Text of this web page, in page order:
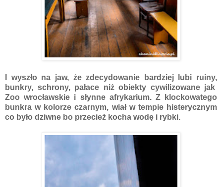
I wyszło na jaw, że zdecydowanie bardziej lubi ruiny,
bunkry, schrony, pałace niż obiekty cywilizowane jak
Zoo wrocławskie i słynne afrykarium. Z klockowatego
bunkra w kolorze czarnym, wiał w tempie histerycznym
co było dziwne bo przecież kocha wodę i rybki.